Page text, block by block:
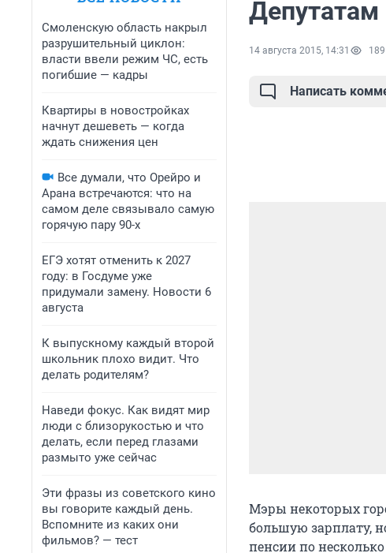
Смоленскую область накрыл
разрушительный циклон:
власти ввели режим ЧС, есть
погибшие — кадры
Квартиры в новостройках
начнут дешеветь — когда
ждать снижения цен
Все думали, что Орейро и
Арана встречаются: что на
самом деле связывало самую
горячую пару 90-х
ЕГЭ хотят отменить к 2027
году: в Госдуме уже
придумали замену. Новости 6
августа
К выпускному каждый второй
школьник плохо видит. Что
делать родителям?
Наведи фокус. Как видят мир
люди с близорукостью и что
делать, если перед глазами
размыто уже сейчас
Эти фразы из советского кино
вы говорите каждый день.
Вспомните из каких они
фильмов? — тест
Депутатам
14 августа 2015, 14:31 189
Написать
Мэры некоторых
большую зарплату,
пенсии по